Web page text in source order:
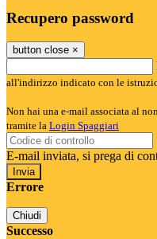
Recupero password
button close ×
all'indirizzo indicato con le
Non hai una e-mail associata al
tramite la Login Spaggiari
E-mail inviata, si prega di
Errore
Chiudi
Successo